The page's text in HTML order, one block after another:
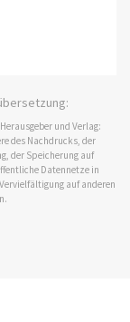
und Verlag:
des Nachdrucks, der
der Speicherung auf
Datennetze in
auf anderen